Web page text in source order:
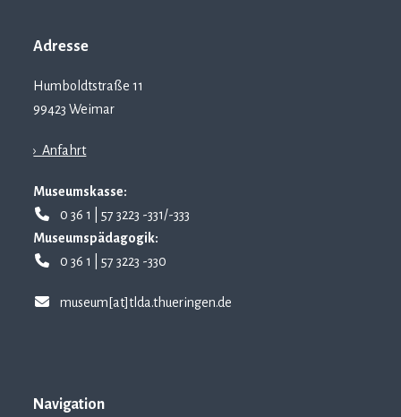
Adresse
Humboldtstraße 11
99423 Weimar
› Anfahrt
Museumskasse:
0 36 1 | 57 3223 -331/-333
Museumspädagogik:
0 36 1 | 57 3223 -330
museum[at]tlda.thueringen.de
Navigation